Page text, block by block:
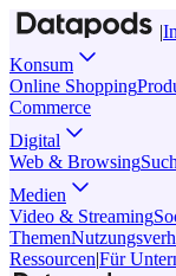
|
Konsum
Online Shopping
Commerce
Digital
Web & Browsing
Medien
Video & Streaming
Themen
Ressourcen|Für